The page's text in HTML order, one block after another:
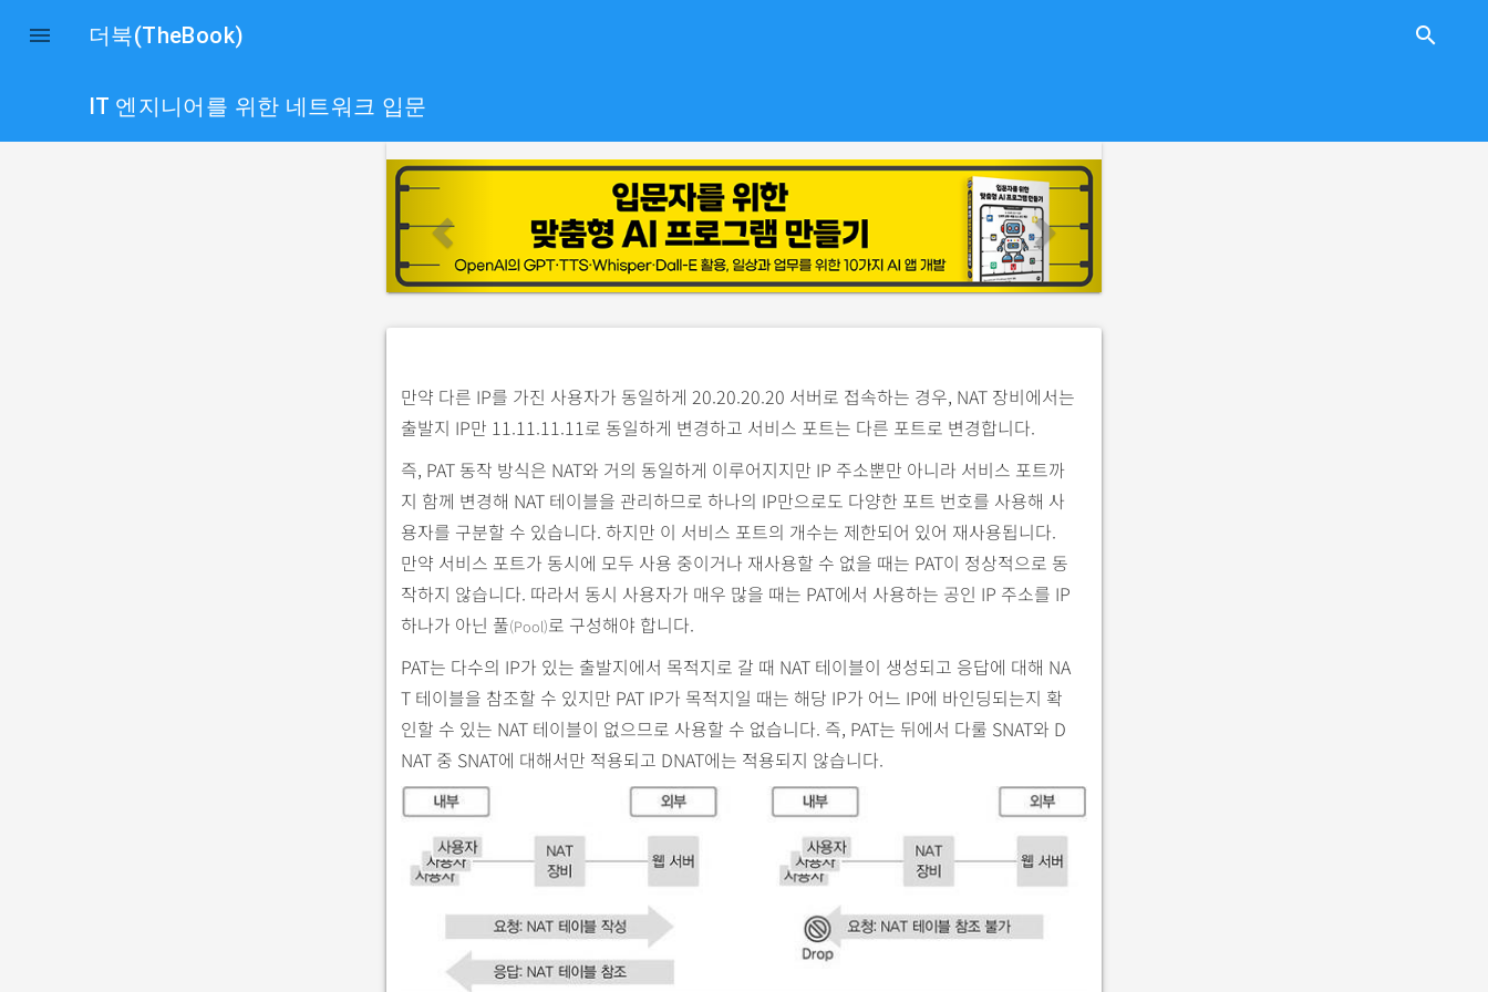
 더북(TheBook) search
IT 엔지니어를 위한 네트워크 입문
p
e
v
i
o
s
n
x
t
만약 다른 IP를 가진 사용자가 동일하게 20.20.20.20 서버로 접속하는 경우, NAT 장비에서는
출발지 IP만 11.11.11.11로 동일하게 변경하고 서비스 포트는 다른 포트로 변경합니다.
즉, PAT 동작 방식은 NAT와 거의 동일하게 이루어지지만 IP 주소뿐만 아니라 서비스 포트까
지 함께 변경해 NAT 테이블을 관리하므로 하나의 IP만으로도 다양한 포트 번호를 사용해 사
용자를 구분할 수 있습니다. 하지만 이 서비스 포트의 개수는 제한되어 있어 재사용됩니다.
만약 서비스 포트가 동시에 모두 사용 중이거나 재사용할 수 없을 때는 PAT이 정상적으로 동
작하지 않습니다. 따라서 동시 사용자가 매우 많을 때는 PAT에서 사용하는 공인 IP 주소를 IP
하나가 아닌 풀(Pool)로 구성해야 합니다.
PAT는 다수의 IP가 있는 출발지에서 목적지로 갈 때 NAT 테이블이 생성되고 응답에 대해 NA
T 테이블을 참조할 수 있지만 PAT IP가 목적지일 때는 해당 IP가 어느 IP에 바인딩되는지 확
인할 수 있는 NAT 테이블이 없으므로 사용할 수 없습니다. 즉, PAT는 뒤에서 다룰 SNAT와 D
NAT 중 SNAT에 대해서만 적용되고 DNAT에는 적용되지 않습니다.